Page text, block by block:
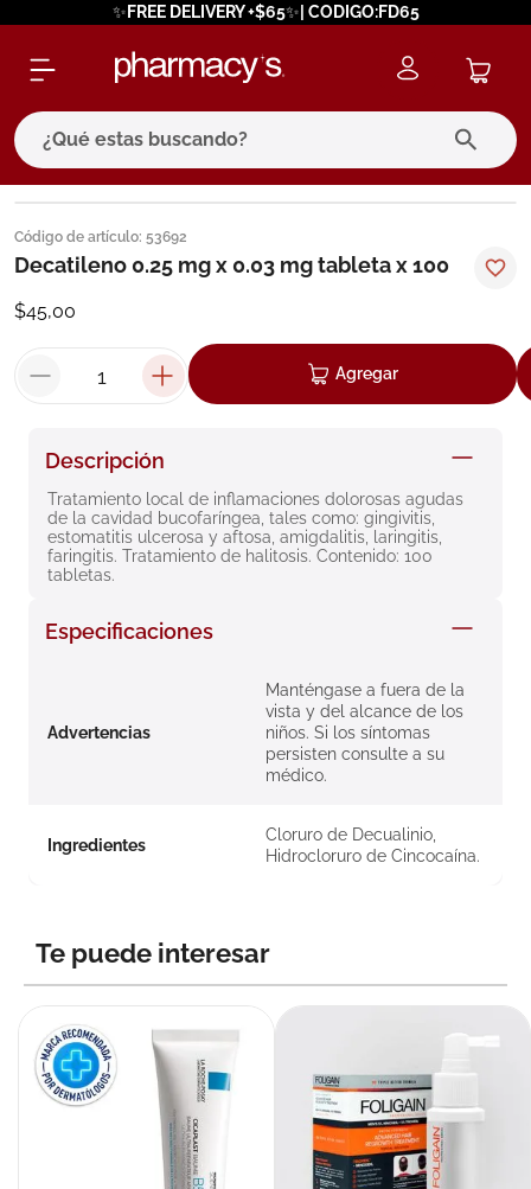
✨FREE DELIVERY +$65✨| CODIGO:FD65
¿Qué estas buscando?
Código de artículo: 53692
Decatileno 0.25 mg x 0.03 mg tableta x 100
$45,00
Agregar
Descripción
Tratamiento local de inflamaciones dolorosas agudas
de la cavidad bucofaríngea, tales como: gingivitis,
estomatitis ulcerosa y aftosa, amigdalitis, laringitis,
faringitis. Tratamiento de halitosis. Contenido: 100
tabletas.
Especificaciones
Advertencias
Manténgase a fuera de la
vista y del alcance de los
niños. Si los síntomas
persisten consulte a su
médico.
Ingredientes
Cloruro de Decualinio,
Hidrocloruro de Cincocaína.
Te puede interesar
términos más buscados
1. eucerin
2.
3. bioderma
pilexil
6. degraler
7. isdin
8. roche posay
10.pañales